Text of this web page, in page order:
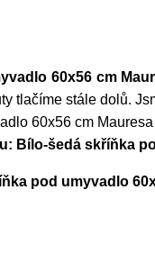
60x56 cm
tlačíme stále dolů.
60x56 cm
Bílo-šedá skříňka
pod umyvadlo